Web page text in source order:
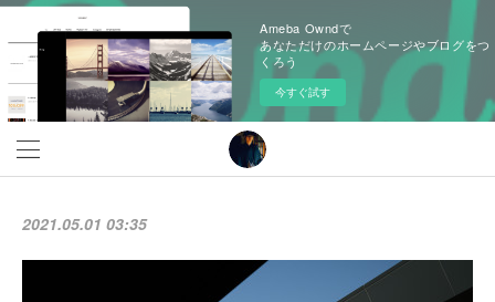
Ameba Owndで
あなただけのホームページやブログをつ
くろう
今すぐ試す
2021.05.01 03:35